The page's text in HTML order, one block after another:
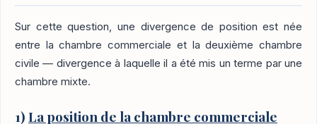
Sur cette question, une divergence de position est née
entre la chambre commerciale et la deuxième chambre
civile — divergence à laquelle il a été mis un terme par une
chambre mixte.
1)La position de la chambre commerciale